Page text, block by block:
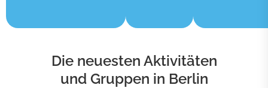
Die neuesten Aktivitäten
und Gruppen in Berlin